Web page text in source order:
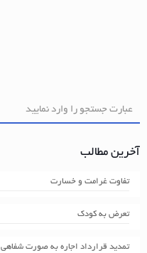
آخرین مطالب
تفاوت غرامت و خسارت
تعرض به کودک
تمدید قرارداد اجاره به صورت شفاهی